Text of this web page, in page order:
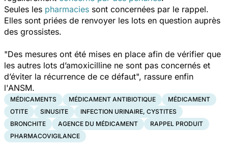
Seules les pharmacies sont concernées par le rappel.
Elles sont priées de renvoyer les lots en question auprès
des grossistes.
"Des mesures ont été mises en place afin de vérifier que
les autres lots d’amoxicilline ne sont pas concernés et
d’éviter la récurrence de ce défaut", rassure enfin
l'ANSM.
MÉDICAMENTS MÉDICAMENT ANTIBIOTIQUE
MÉDICAMENT
OTITE
SINUSITE
INFECTION URINAIRE, CYSTITES
BRONCHITE
AGENCE DU MÉDICAMENT
RAPPEL PRODUIT
PHARMACOVIGILANCE